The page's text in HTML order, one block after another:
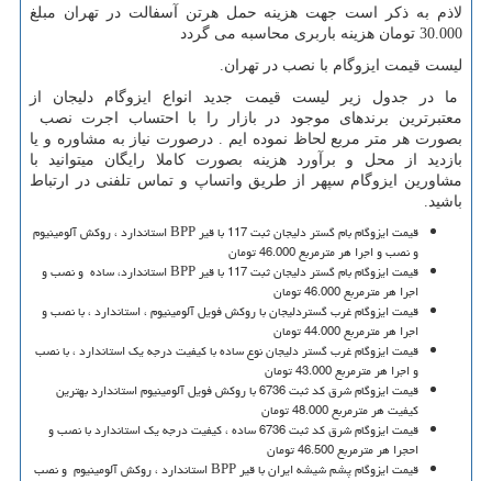
لاذم به ذکر است جهت هزینه حمل هرتن آسفالت در تهران مبلغ
30.000 تومان هزینه باربری محاسبه می گردد
لیست قیمت ایزوگام با نصب در تهران.
ما در جدول زیر لیست قیمت جدید انواع ایزوگام دلیجان از
معتبرترین برندهای موجود در بازار را با احتساب اجرت نصب
بصورت هر متر مربع لحاظ نموده ایم . درصورت نیاز به مشاوره و یا
بازدید از محل و برآورد هزینه بصورت کاملا رایگان میتوانید با
مشاورین ایزوگام سپهر از طریق واتساپ و تماس تلفنی در ارتباط
باشید.
قیمت ایزوگام بام گستر دلیجان ثبت 117 با قیر BPPاستاندارد ، روکش آلومینیوم
و نصب و اجرا هر مترمربع 46.000 تومان
قیمت ایزوگام بام گستر دلیجان ثبت 117 با قیر
BPPاستاندارد، ساده و نصب و
اجرا هر مترمربع 46.000 تومان
قیمت ایزوگام غرب گستردلیجان با روکش فویل آلومینیوم ، استاندارد ، با نصب و
اجرا هر مترمربع 44.000 تومان
قیمت ایزوگام غرب گستر دلیجان نوع ساده با کیفیت درجه یک استاندارد ، با نصب
و اجرا هر مترمربع 43.000 تومان
قیمت ایزوگام شرق کد ثبت 6736 با روکش فویل آلومینیوم استاندارد بهترین
کیفیت هر مترمربع 48.000 تومان
قیمت ایزوگام شرق کد ثبت 6736 ساده ، کیفیت درجه یک استاندارد با نصب و
احجرا هر مترمربع 46.500 تومان
قیمت ایزوگام پشم شیشه ایران با قیر BPPاستاندارد ، روکش آلومینیوم و نصب